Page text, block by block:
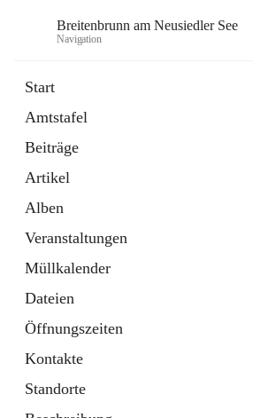
Breitenbrunn am Neusiedler See
Navigation
Start
Amtstafel
Beiträge
Artikel
Alben
Veranstaltungen
Müllkalender
Dateien
Öffnungszeiten
Kontakte
Standorte
18 Schnellzugriffe
Gemeindeservice